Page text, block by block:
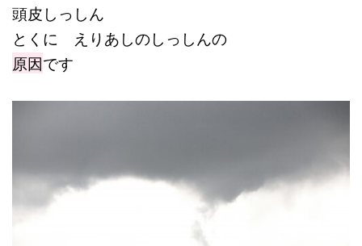
頭皮しっしん
とくに えりあしのしっしんの
原因です